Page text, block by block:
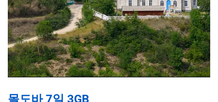
몰도바 7일 3GB